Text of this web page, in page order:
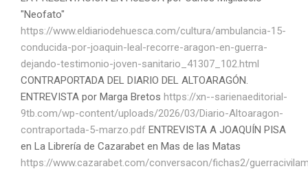
"Neofato"
https://www.eldiariodehuesca.com/cultura/ambulancia-15-
conducida-por-joaquin-leal-recorre-aragon-en-guerra-
dejando-testimonio-joven-sanitario_41307_102.html
CONTRAPORTADA DEL DIARIO DEL ALTOARAGÓN.
ENTREVISTA por Marga Bretos https://xn--sarienaeditorial-
9tb.com/wp-content/uploads/2026/03/Diario-Altoaragon-
contraportada-5-marzo.pdf ENTREVISTA A JOAQUÍN PISA
en La Librería de Cazarabet en Mas de las Matas
https://www.cazarabet.com/conversacon/fichas2/